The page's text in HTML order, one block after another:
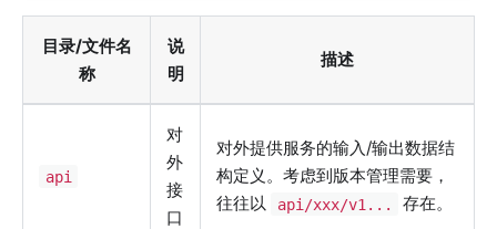
目录/文件名
称
说
明
描述
api
对
外
接
口
对外提供服务的输入/输出数据结
构定义。考虑到版本管理需要，
往往以
api/xxx/v1... 存在。